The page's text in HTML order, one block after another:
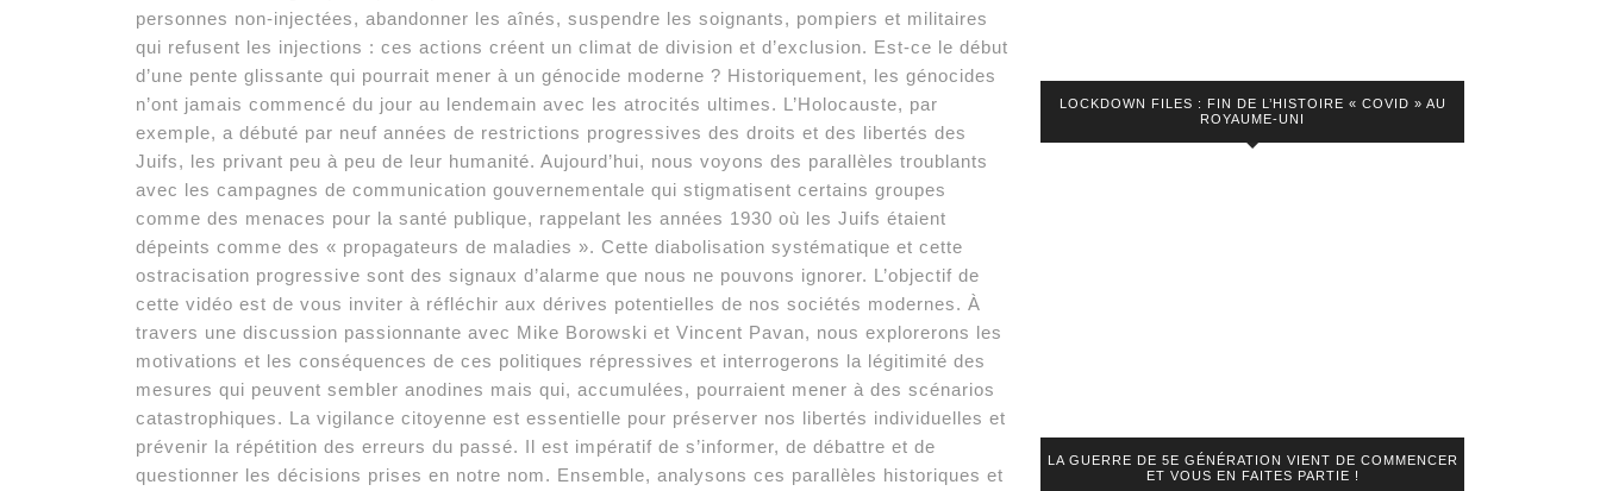
personnes non-injectées, abandonner les aînés, suspendre les soignants, pompiers et militaires
qui refusent les injections : ces actions créent un climat de division et d’exclusion. Est-ce le début
d’une pente glissante qui pourrait mener à un génocide moderne ? Historiquement, les génocides
n’ont jamais commencé du jour au lendemain avec les atrocités ultimes. L’Holocauste, par
exemple, a débuté par neuf années de restrictions progressives des droits et des libertés des
Juifs, les privant peu à peu de leur humanité. Aujourd’hui, nous voyons des parallèles troublants
avec les campagnes de communication gouvernementale qui stigmatisent certains groupes
comme des menaces pour la santé publique, rappelant les années 1930 où les Juifs étaient
dépeints comme des « propagateurs de maladies ». Cette diabolisation systématique et cette
ostracisation progressive sont des signaux d’alarme que nous ne pouvons ignorer. L’objectif de
cette vidéo est de vous inviter à réfléchir aux dérives potentielles de nos sociétés modernes. À
travers une discussion passionnante avec Mike Borowski et Vincent Pavan, nous explorerons les
motivations et les conséquences de ces politiques répressives et interrogerons la légitimité des
mesures qui peuvent sembler anodines mais qui, accumulées, pourraient mener à des scénarios
catastrophiques. La vigilance citoyenne est essentielle pour préserver nos libertés individuelles et
prévenir la répétition des erreurs du passé. Il est impératif de s’informer, de débattre et de
questionner les décisions prises en notre nom. Ensemble, analysons ces parallèles historiques et
LOCKDOWN FILES : FIN DE L’HISTOIRE « COVID » AU
ROYAUME-UNI
LA GUERRE DE 5E GÉNÉRATION VIENT DE COMMENCER
ET VOUS EN FAITES PARTIE !